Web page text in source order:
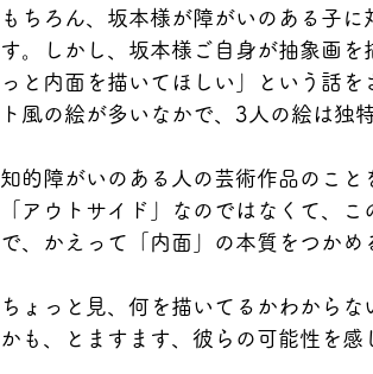
もちろん、坂本様が障がいのある子
す。しかし、坂本様ご自身が抽象画
っと内面を描いてほしい」という話
ト風の絵が多いなかで、3人の絵は独
知的障がいのある人の芸術作品のこ
「アウトサイド」なのではなくて、
で、かえって「内面」の本質をつか
ちょっと見、何を描いてるかわから
かも、とますます、彼らの可能性を感